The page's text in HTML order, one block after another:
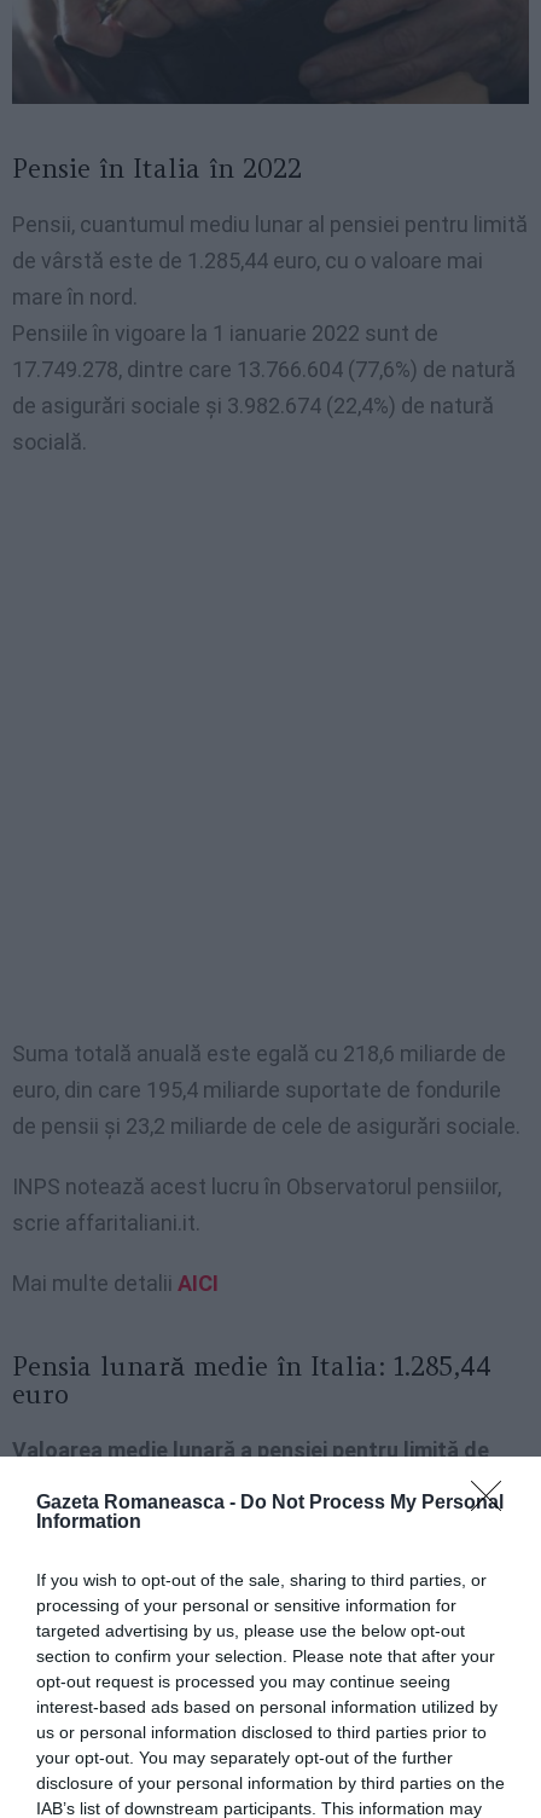
Gazeta Romaneasca - Do Not Process My Personal
Information
If you wish to opt-out of the sale, sharing to third parties, or
processing of your personal or sensitive information for
targeted advertising by us, please use the below opt-out
section to confirm your selection. Please note that after your
opt-out request is processed you may continue seeing
interest-based ads based on personal information utilized by
us or personal information disclosed to third parties prior to
your opt-out. You may separately opt-out of the further
disclosure of your personal information by third parties on the
IAB’s list of downstream participants. This information may
Pensie în Italia în 2022
Pensii, cuantumul mediu lunar al pensiei pentru limită
de vârstă este de 1.285,44 euro, cu o valoare mai
mare în nord.
Pensiile în vigoare la 1 ianuarie 2022 sunt de
17.749.278, dintre care 13.766.604 (77,6%) de natură
de asigurări sociale și 3.982.674 (22,4%) de natură
socială.
Suma totală anuală este egală cu 218,6 miliarde de
euro, din care 195,4 miliarde suportate de fondurile
de pensii și 23,2 miliarde de cele de asigurări sociale.
INPS notează acest lucru în Observatorul pensiilor,
scrie affaritaliani.it.
Mai multe detalii AICI
Pensia lunară medie în Italia: 1.285,44
euro
Valoarea medie lunară a pensiei pentru limită de
, cu o valoare mai mare
în nord (1.379,92 euro). Analiza distribuției pe vârste
diferență între cele două sexe de 4,7 ani (71,5 ani
pentru bărbați și 76,2 ani pentru femei).
Milano, și-a zidit mama moartă în casă, pentru a-i
încasa pensia timp de doi ani
Analizândrepartizarea pe cuantum lunara pensiilor